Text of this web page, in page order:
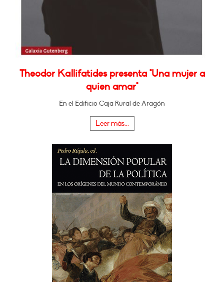
Theodor Kallifatides presenta "Una mujer a
quien amar"
En el Edificio Caja Rural de Aragón
Leer más...